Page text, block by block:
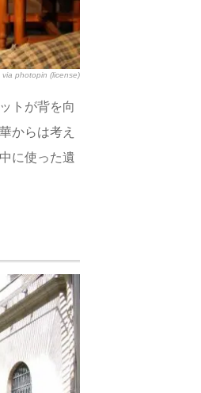
via photopin (license)
トが背を向
からは考え
に使った遺